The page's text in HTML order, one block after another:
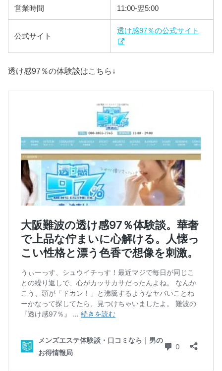
営業時間 11:00-翌5:00
公式サイト
透け感97％の公式サイト
透け感97％の体験談はこちら↓